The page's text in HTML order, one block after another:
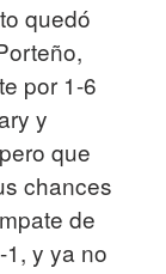
quedó
por 1-6
y
que
chances
de
y ya no